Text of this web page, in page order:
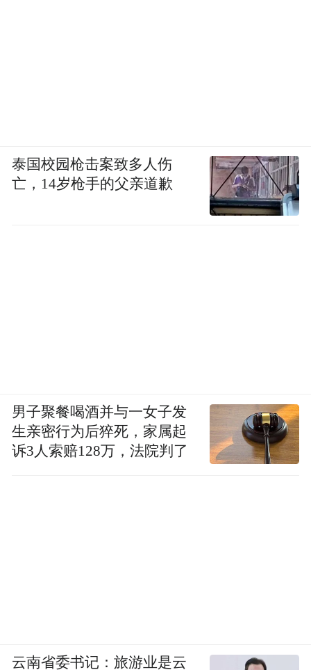
泰国校园枪击案致多人伤
亡，14岁枪手的父亲道歉
男子聚餐喝酒并与一女子发
生亲密行为后猝死，家属起
诉3人索赔128万，法院判了
云南省委书记：旅游业是云